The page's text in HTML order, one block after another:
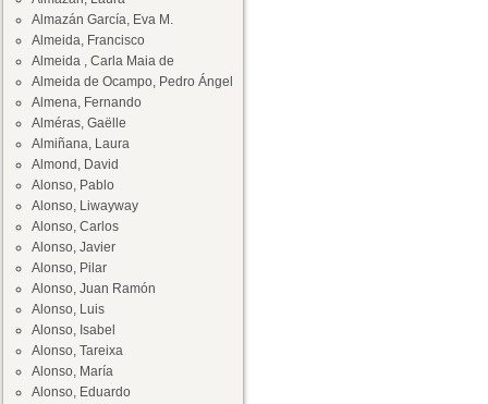
Almazán García, Eva M.
Almeida, Francisco
Almeida , Carla Maia de
Almeida de Ocampo, Pedro Ángel
Almena, Fernando
Alméras, Gaëlle
Almiñana, Laura
Almond, David
Alonso, Pablo
Alonso, Liwayway
Alonso, Carlos
Alonso, Javier
Alonso, Pilar
Alonso, Juan Ramón
Alonso, Luis
Alonso, Isabel
Alonso, Tareixa
Alonso, María
Alonso, Eduardo